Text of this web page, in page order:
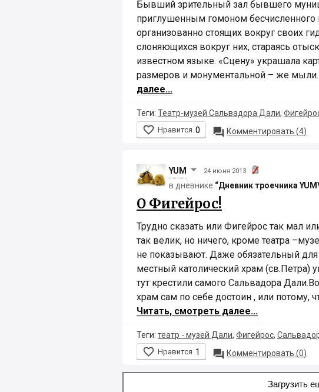
Бывший зрительный зал бывшего
приглушенным гомоном бесчисленного
организованно стоящих вокруг своих
слоняющихся вокруг них, стараясь
известном языке. «Сцену» украшала
размеров и монументальной – же мыли.
далее...
Теги: Театр-музей Сальвадора Дали,
 Нравится 0  Комментировать (4)
YUM 24 июня 2013
в дневнике “Дневник троечника
О Фигейрос!
Трудно сказать или Фигейрос так мал
так велик, но ничего, кроме театра
не показывают. Даже обязательный для
местный католический храм
тут крестили самого Сальвадора
храм сам по себе достоин , или потому,
Читать, смотреть далее...
Теги: театр - музей Дали, Фигейрос,
 Нравится 1  Комментировать (0)
Загрузить